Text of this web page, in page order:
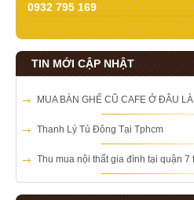
0932 795 169
TIN MỚI CẬP NHẬT
MUA BÀN GHẾ CŨ CAFE Ở ĐÂU
Thanh Lý Tủ Đông Tại Tphcm
Thu mua nội thất gia đình tại quận 7